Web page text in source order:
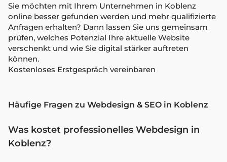
Sie möchten mit Ihrem Unternehmen in Koblenz
online besser gefunden werden und mehr qualifizierte
Anfragen erhalten? Dann lassen Sie uns gemeinsam
prüfen, welches Potenzial Ihre aktuelle Website
verschenkt und wie Sie digital stärker auftreten
können.
Kostenloses Erstgespräch vereinbaren
Häufige Fragen zu Webdesign & SEO in Koblenz
Was kostet professionelles Webdesign in
Koblenz?